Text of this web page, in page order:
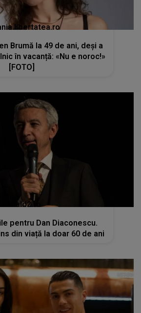
Brumă la 49 de ani, deși a
în vacanță: «Nu e noroc!»
[FOTO]
kanald2.ro
pentru Dan Diaconescu.
din viață la doar 60 de ani